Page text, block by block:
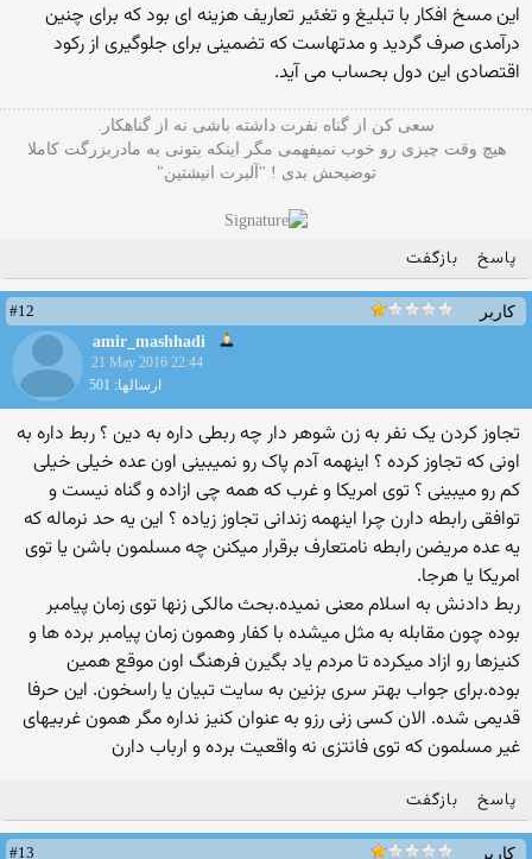
این مسخ افکار با تبلیغ و تغئیر تعاریف هزینه ای بود که برای چنین
درآمدی صرف گردید و مدتهاست که تضمینی برای جلوگیری از رکود
اقتصادی این دول بحساب می آید.
سعی کن از گناه نفرت داشته باشی نه از گناهکار.
هیچ وقت چیزی رو خوب نمیفهمی مگر اینکه بتونی به مادربزرگت کاملا
توضیحش بدی ! "آلبرت انیشتین"
پاسخ بازگفت
کاربر
#12
amir_mashhadi
21 May 2016 22:44
ارسالها: 501
تجاوز کردن یک نفر به زن شوهر دار چه ربطی داره به دین ؟ ربط داره به
اونی که تجاوز کرده ؟ اینهمه آدم پاک رو نمیبینی اون عده خیلی خیلی
کم رو میبینی ؟ توی امریکا و غرب که همه چی ازاده و گناه نیست و
توافقی رابطه دارن چرا اینهمه زندانی تجاوز زیاده ؟ این یه حد نرماله که
یه عده مریضن رابطه نامتعارف برقرار میکنن چه مسلمون باشن یا توی
امریکا یا هرجا.
ربط دادنش به اسلام معنی نمیده.بحث مالکی زنها توی زمان پیامبر
بوده چون مقابله به مثل میشده با کفار وهمون زمان پیامبر برده ها و
کنیزها رو ازاد میکرده تا مردم یاد بگیرن فرهنگ اون موقع همین
بوده.برای جواب بهتر سری بزنین به سایت تبیان یا راسخون. این حرفا
قدیمی شده. الان کسی زنی رزو به عنوان کنیز نداره مگر همون غربیهای
غیر مسلمون که توی فانتزی نه واقعیت برده و ارباب دارن
پاسخ بازگفت
کاربر #13